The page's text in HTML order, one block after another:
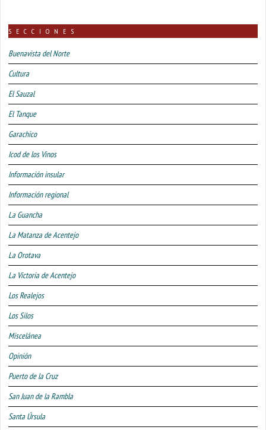
SECCIONES
Buenavista del Norte
Cultura
El Sauzal
El Tanque
Garachico
Icod de los Vinos
Información insular
Información regional
La Guancha
La Matanza de Acentejo
La Orotava
La Victoria de Acentejo
Los Realejos
Los Silos
Miscelánea
Opinión
Puerto de la Cruz
San Juan de la Rambla
Santa Úrsula